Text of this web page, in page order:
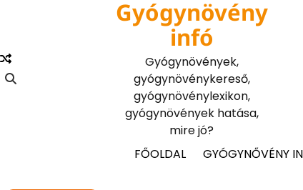
Gyógynövény
infó
Gyógynövények,
gyógynövénykereső,
gyógynövénylexikon,
gyógynövények hatása,
mire jó?
FŐOLDAL
GYÓGYNŐVÉNY